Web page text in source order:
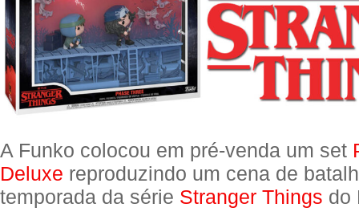
A Funko colocou em pré-venda um set
Deluxe reproduzindo um cena de
temporada da série Stranger Things do